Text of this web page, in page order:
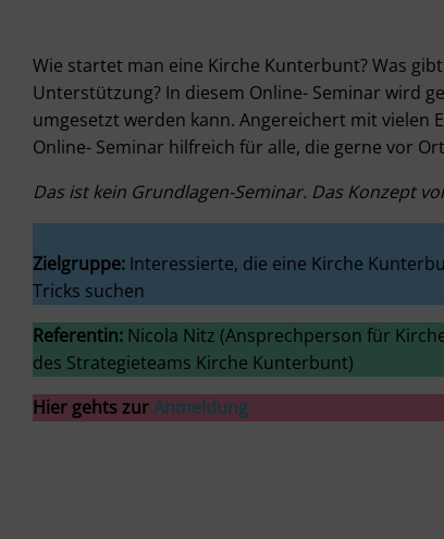
Wie startet man eine Kirche Kunterbunt? Was
Unterstützung? In diesem Online- Seminar wird
umgesetzt werden kann. Angereichert mit
Online- Seminar hilfreich für alle, die gerne vor
Das ist kein Grundlagen-Seminar. Das Konzept
Zielgruppe: Interessierte, die eine Kirche
Tricks suchen
Referentin: Nicola Nitz (Ansprechperson für
des Strategieteams Kirche Kunterbunt)
Hier gehts zurAnmeldung